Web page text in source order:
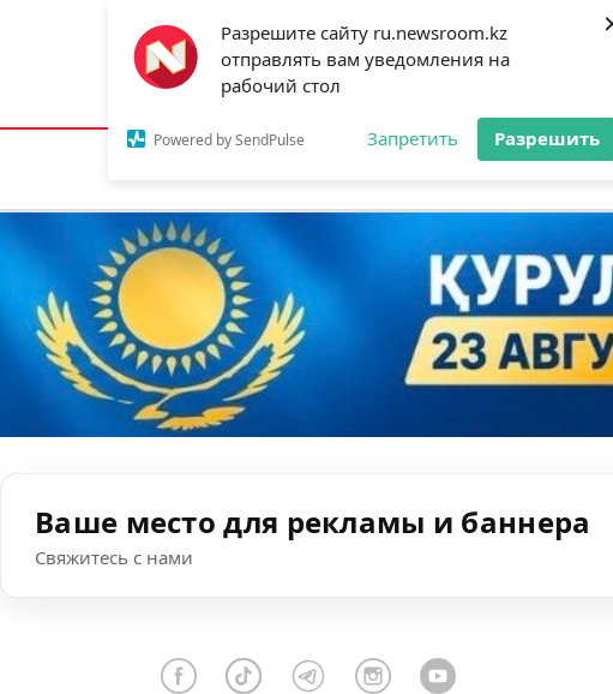
Разрешите сайту ru.newsroom.kz
отправлять вам уведомления на
рабочий стол
Powered by SendPulse Запретить Разрешить
Астана:24°C Алматы:29°C Шымкент:
Новости Аналитика
Ваше место для рекламы и баннера
Свяжитесь с нами